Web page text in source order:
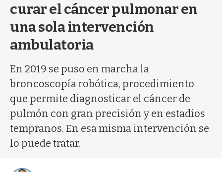
curar el cáncer pulmonar en
una sola intervención
ambulatoria
En 2019 se puso en marcha la
broncoscopía robótica, procedimiento
que permite diagnosticar el cáncer de
pulmón con gran precisión y en estadios
tempranos. En esa misma intervención se
lo puede tratar.